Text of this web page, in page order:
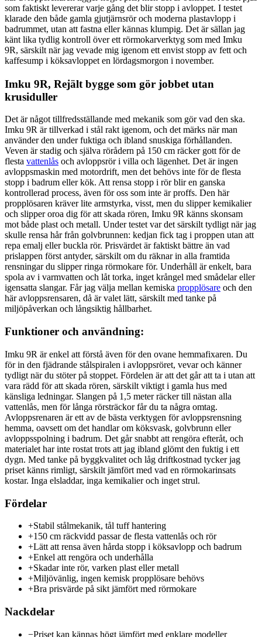
som faktiskt levererar varje gång det blir stopp i avloppet. I testet
klarade den både gamla gjutjärnsrör och moderna plastavlopp i
badrummet, utan att fastna eller kännas klumpig. Det är sällan jag
känt lika tydlig kontroll över ett rörmokarverktyg som med Imku
9R, särskilt när jag vevade mig igenom ett envist stopp av fett och
kaffesump i köksavloppet en lördagsmorgon i november.
Imku 9R, Rejält bygge som gör jobbet utan
krusiduller
Det är något tillfredsställande med mekanik som gör vad den ska.
Imku 9R är tillverkad i stål rakt igenom, och det märks när man
använder den under fuktiga och ibland snuskiga förhållanden.
Veven är stadig och själva rörådern på 150 cm räcker gott för de
flesta vattenlås och avloppsrör i villa och lägenhet. Det är ingen
avloppsmaskin med motordrift, men det behövs inte för de flesta
stopp i badrum eller kök. Att rensa stopp i rör blir en ganska
kontrollerad process, även för oss som inte är proffs. Den här
propplösaren kräver lite armstyrka, visst, men du slipper kemikalier
och slipper oroa dig för att skada rören, Imku 9R känns skonsam
mot både plast och metall. Under testet var det särskilt tydligt när jag
skulle rensa hår från golvbrunnen: kedjan fick tag i proppen utan att
repa emalj eller buckla rör. Prisvärdet är faktiskt bättre än vad
prislappen först antyder, särskilt om du räknar in alla framtida
rensningar du slipper ringa rörmokare för. Underhåll är enkelt, bara
spola av i varmvatten och låt torka, inget krångel med smådelar eller
igensatta slangar. Får jag välja mellan kemiska propplösare och den
här avloppsrensaren, då är valet lätt, särskilt med tanke på
miljöpåverkan och långsiktig hållbarhet.
Funktioner och användning:
Imku 9R är enkel att förstå även för den ovane hemmafixaren. Du
för in den fjädrande stålspiralen i avloppsröret, vevar och känner
tydligt när du stöter på stoppet. Fördelen är att det går att ta i utan att
vara rädd för att skada rören, särskilt viktigt i gamla hus med
känsliga ledningar. Slangen på 1,5 meter räcker till nästan alla
vattenlås, men för långa rörsträckor får du ta några omtag.
Avloppsrenaren är ett av de bästa verktygen för avloppsrensning
hemma, oavsett om det handlar om köksvask, golvbrunn eller
avloppsspolning i badrum. Det går snabbt att rengöra efteråt, och
materialet har inte rostat trots att jag ibland glömt den fuktig i ett
dygn. Med tanke på byggkvalitet och låg driftkostnad tycker jag
priset känns rimligt, särskilt jämfört med vad en rörmokarinsats
kostar. Inga elsladdar, inga kemikalier och inget strul.
Fördelar
+Stabil stålmekanik, tål tuff hantering
+150 cm räckvidd passar de flesta vattenlås och rör
+Lätt att rensa även hårda stopp i köksavlopp och badrum
+Enkel att rengöra och underhålla
+Skadar inte rör, varken plast eller metall
+Miljövänlig, ingen kemisk propplösare behövs
+Bra prisvärde på sikt jämfört med rörmokare
Nackdelar
−Priset kan kännas högt jämfört med enklare modeller